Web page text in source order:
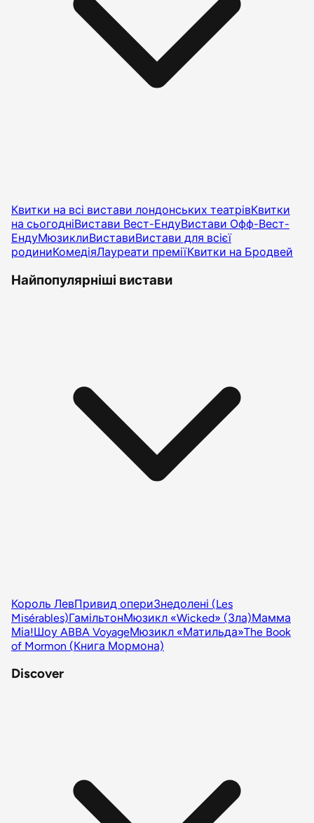
Квитки на всі вистави лондонських театрівКвитки
на сьогодніВистави Вест-ЕндуВистави Офф-Вест-
ЕндуМюзиклиВиставиВистави для всієї
родиниКомедіяЛауреати преміїКвитки на Бродвей
Найпопулярніші вистави
Король ЛевПривид опериЗнедолені (Les
Misérables)ГамільтонМюзикл «Wicked» (Зла)Мамма
Міа!Шоу ABBA VoyageМюзикл «Матильда»The Book
of Mormon (Книга Мормона)
Discover